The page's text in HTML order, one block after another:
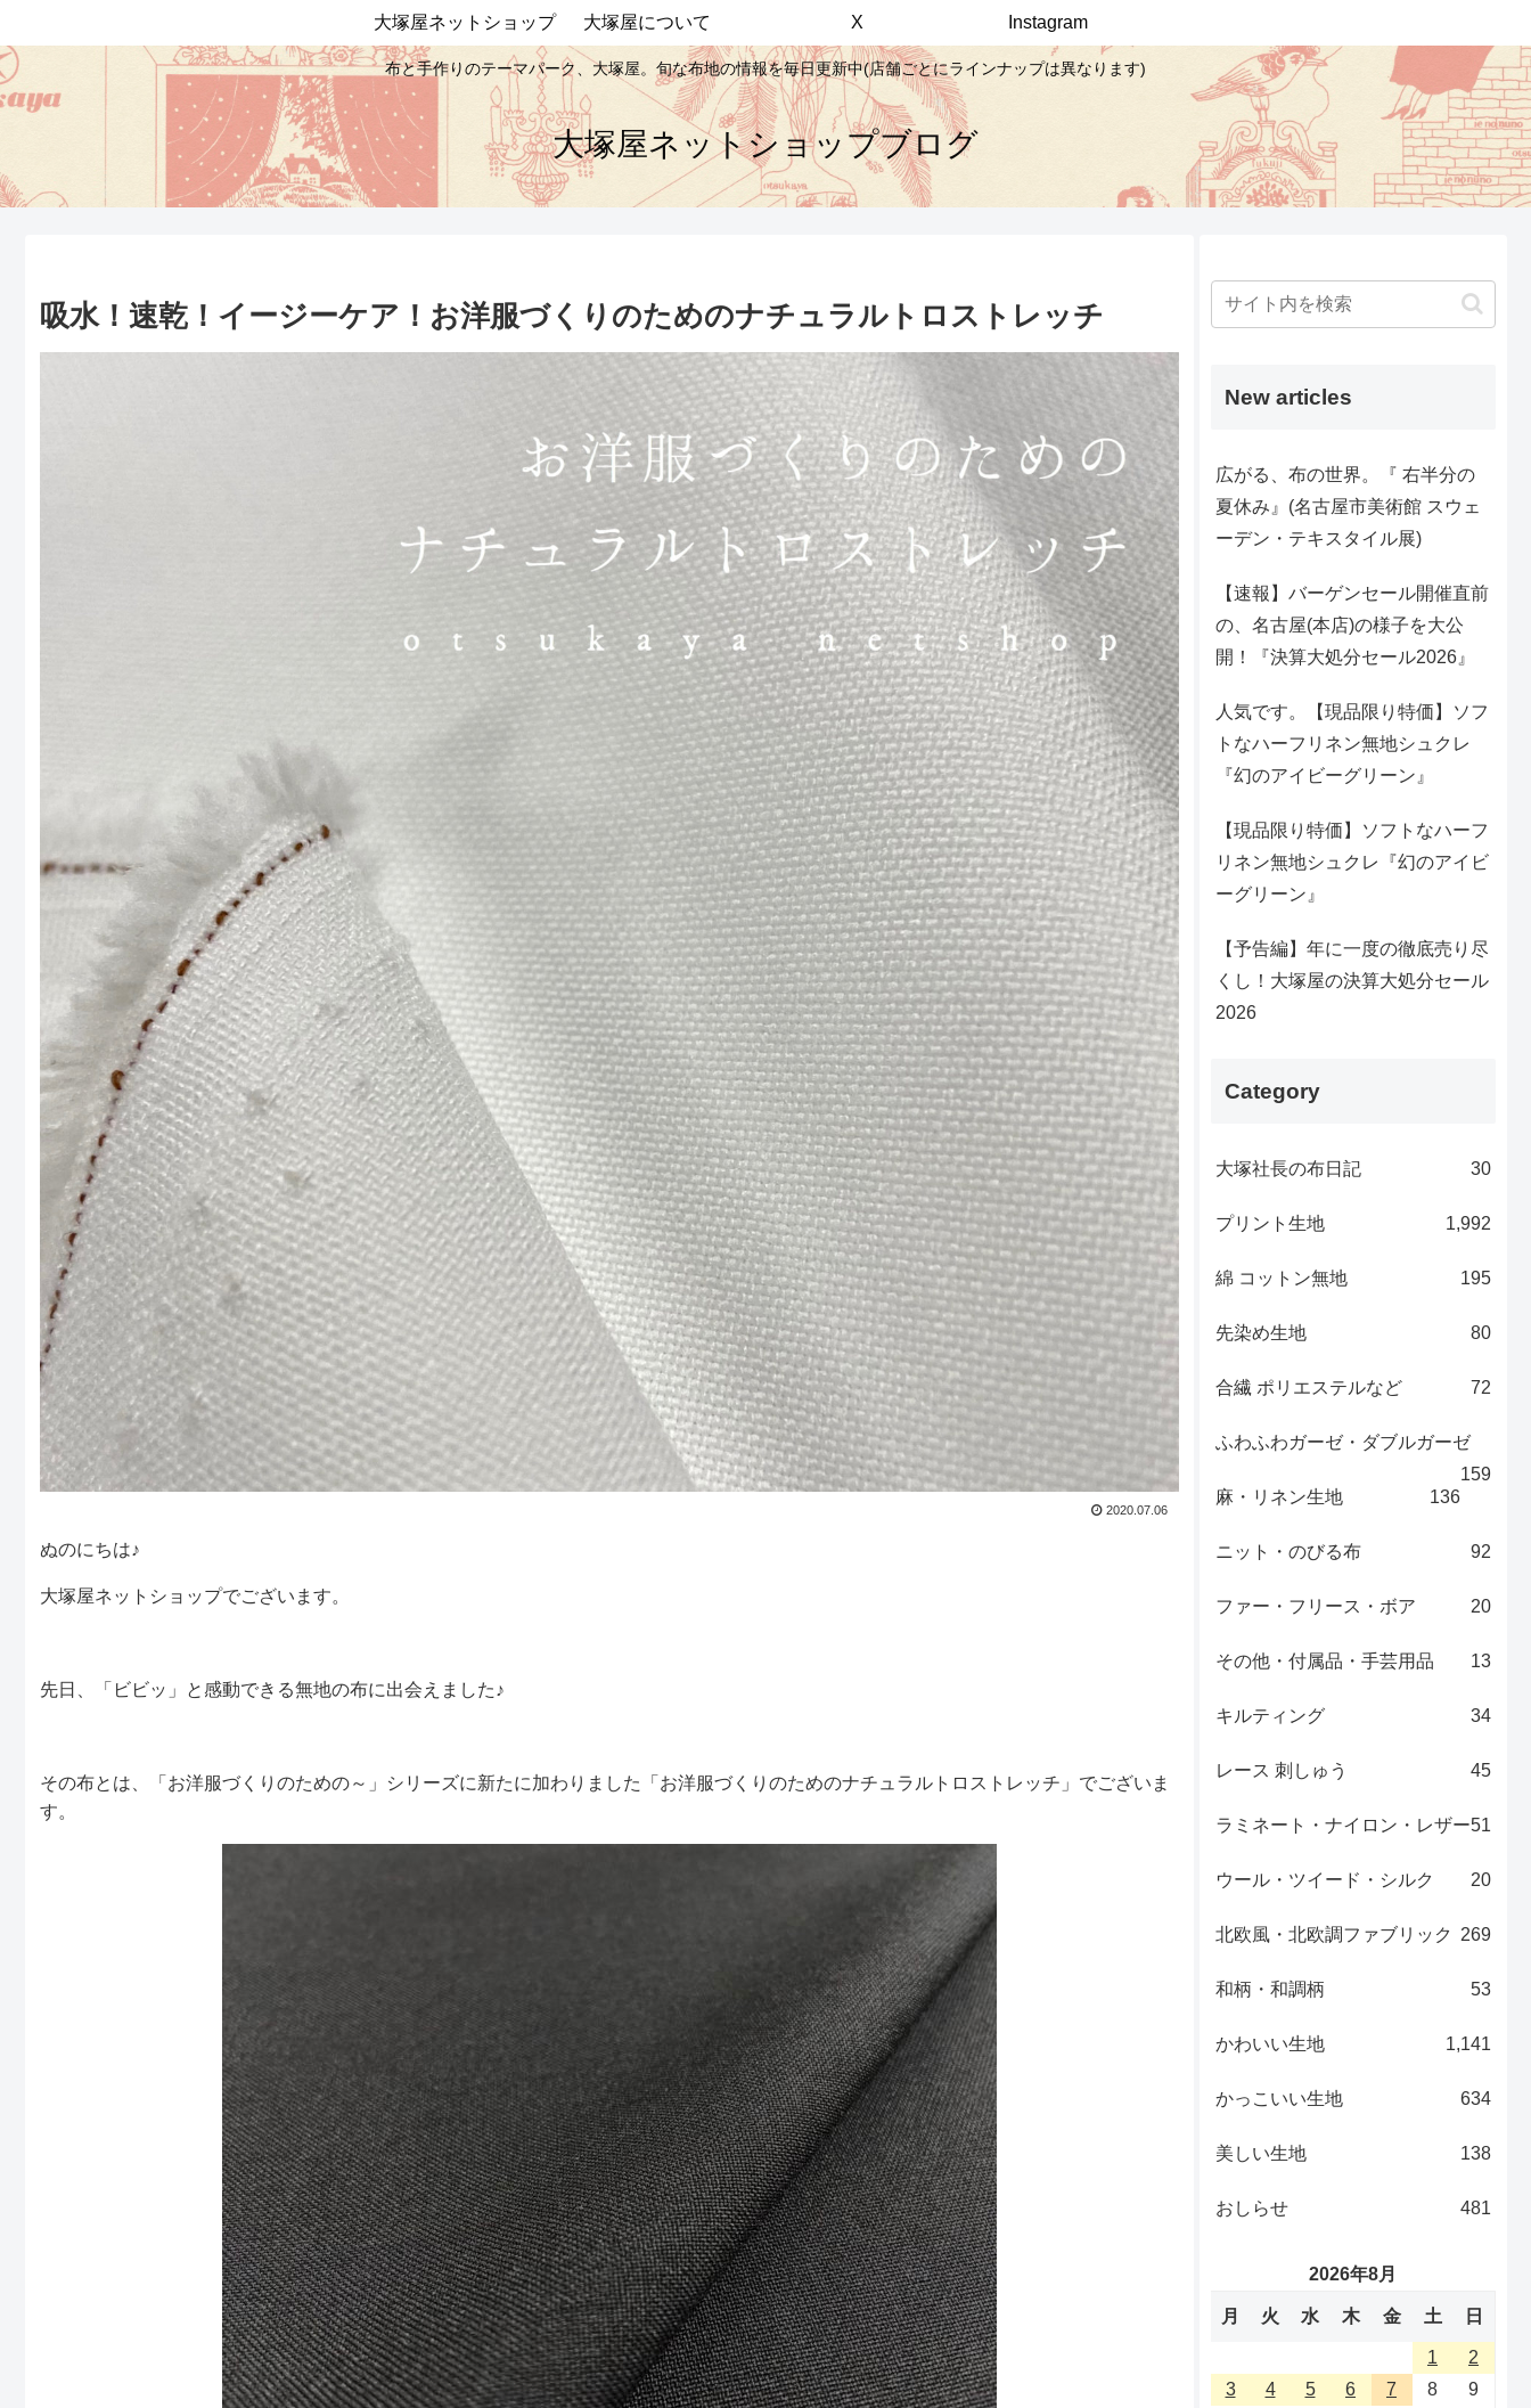
布と手作りのテーマパーク、大塚屋。旬な布地の情報を毎日更新中(店舗ごとにラインナップは異なります)
大塚屋ネットショップブログ
大塚屋ネットショップ 大塚屋について X Instagram
吸水！速乾！イージーケア！お洋服づくりのためのナチュラルトロストレッチ
2020.07.06
ぬのにちは♪
大塚屋ネットショップでございます。
先日、「ビビッ」と感動できる無地の布に出会えました♪
その布とは、「お洋服づくりのための～」シリーズに新たに加わりました「お洋服づくりのためのナチュラルトロストレッチ」でございま
す。
New articles
広がる、布の世界。『 右半分の
夏休み』(名古屋市美術館 スウェ
ーデン・テキスタイル展)
【速報】バーゲンセール開催直前
の、名古屋(本店)の様子を大公
開！『決算大処分セール2026』
人気です。【現品限り特価】ソフ
トなハーフリネン無地シュクレ
『幻のアイビーグリーン』
【現品限り特価】ソフトなハーフ
リネン無地シュクレ『幻のアイビ
ーグリーン』
【予告編】年に一度の徹底売り尽
くし！大塚屋の決算大処分セール
2026
Category
大塚社長の布日記 30
プリント生地 1,992
綿 コットン無地 195
先染め生地 80
合繊 ポリエステルなど 72
ふわふわガーゼ・ダブルガーゼ
159
麻・リネン生地
136
ニット・のびる布 92
ファー・フリース・ボア 20
その他・付属品・手芸用品 13
キルティング 34
レース 刺しゅう 45
ラミネート・ナイロン・レザー51
ウール・ツイード・シルク 20
北欧風・北欧調ファブリック 269
和柄・和調柄 53
かわいい生地 1,141
かっこいい生地 634
美しい生地 138
おしらせ 481
2026年8月
月 火 水 木 金 土 日
1
2
3
4 5 6 7 8
9